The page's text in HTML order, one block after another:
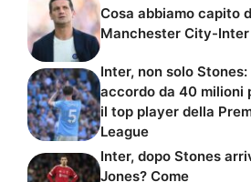
Cosa abbiamo capito
Manchester City-Inter
Inter, non solo Stones:
accordo da 40 milioni
il top player della
League
Inter, dopo Stones
Jones? Come